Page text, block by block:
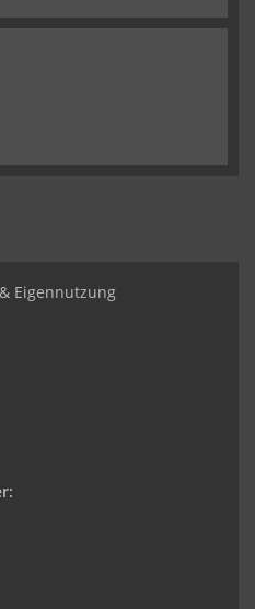
Eigennutzung